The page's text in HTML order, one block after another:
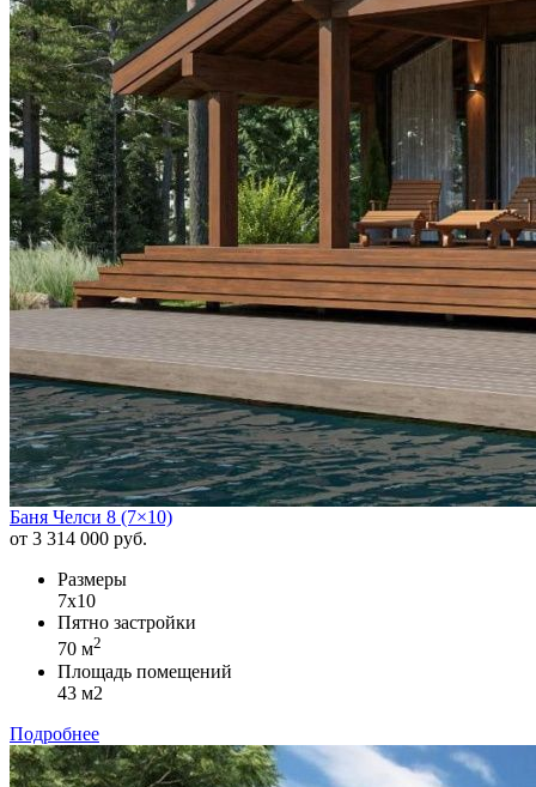
Баня Челси 8 (7×10)
от 3 314 000 руб.
Размеры
7х10
Пятно застройки
70 м2
Площадь помещений
43 м2
Подробнее